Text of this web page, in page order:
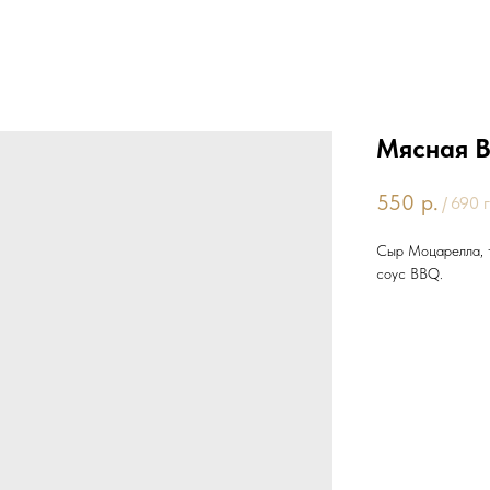
Мясная
550 р. / 690 г
Сыр Моцарелла,
соус BBQ.